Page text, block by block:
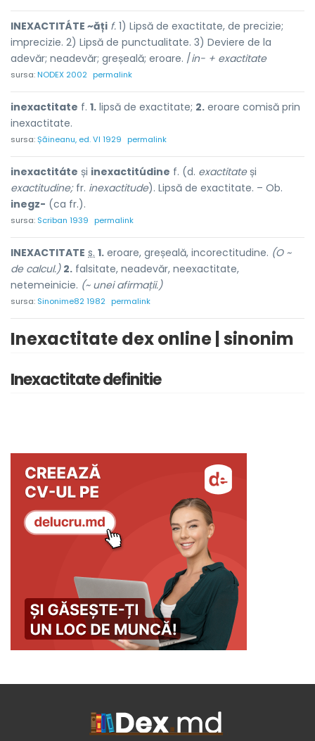
INEXACTITÁTE ~ăți f. 1) Lipsă de exactitate, de precizie;
imprecizie. 2) Lipsă de punctualitate. 3) Deviere de la
adevăr; neadevăr; greșeală; eroare. /in- + exactitate
sursa:NODEX 2002 permalink
inexactitate f. 1. lipsă de exactitate; 2. eroare comisă prin
inexactitate.
sursa:Șăineanu, ed. VI 1929 permalink
inexactitáte și inexactitúdine f. (d. exactitateși
exactitudine;fr. inexactitude). Lipsă de exactitate. – Ob.
inegz- (ca fr.).
sursa: Scriban 1939 permalink
INEXACTITATE s. 1. eroare, greșeală, incorectitudine. (O ~
de calcul.) 2. falsitate, neadevăr, neexactitate,
netemeinicie. (~ unei afirmații.)
sursa: Sinonime82 1982 permalink
Inexactitate dex online | sinonim
Inexactitate definitie